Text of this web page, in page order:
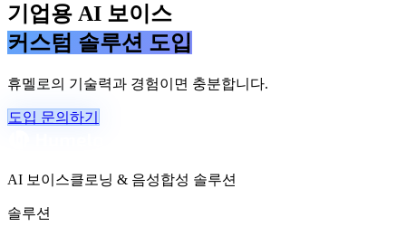
기업용 AI 보이스
커스텀 솔루션 도입
휴멜로의 기술력과 경험이면 충분합니다.
도입 문의하기
AI 보이스클로닝 & 음성합성 솔루션
솔루션